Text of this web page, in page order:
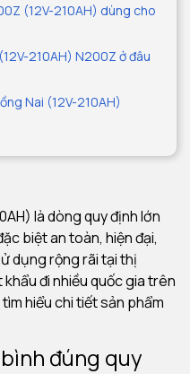
(12V-210AH) dùng cho
210AH) N200Z ở đâu
Nai (12V-210AH)
là dòng quy định lớn
biệt an toàn, hiện đại,
dụng rộng rãi tại thị
đi nhiều quốc gia trên
hiểu chi tiết sản phẩm
đúng quy